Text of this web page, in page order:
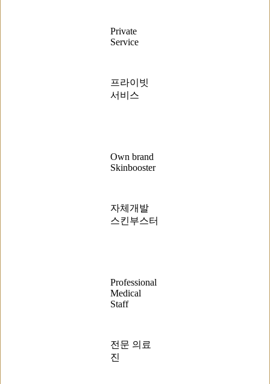
Private
Service
프라이빗
서비스
Own brand
Skinbooster
자체개발
스킨부스터
Professional
Medical
Staff
전문 의료
진